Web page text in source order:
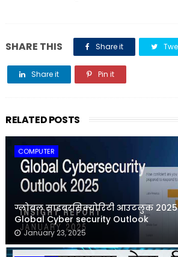
SHARE THIS Share it
Share it Pin it
RELATED POSTS
COMPUTER
ग्लोबल साइबरसिक्योरिटी आउटलुक
Global Cyber security Outlook
January 23, 2025